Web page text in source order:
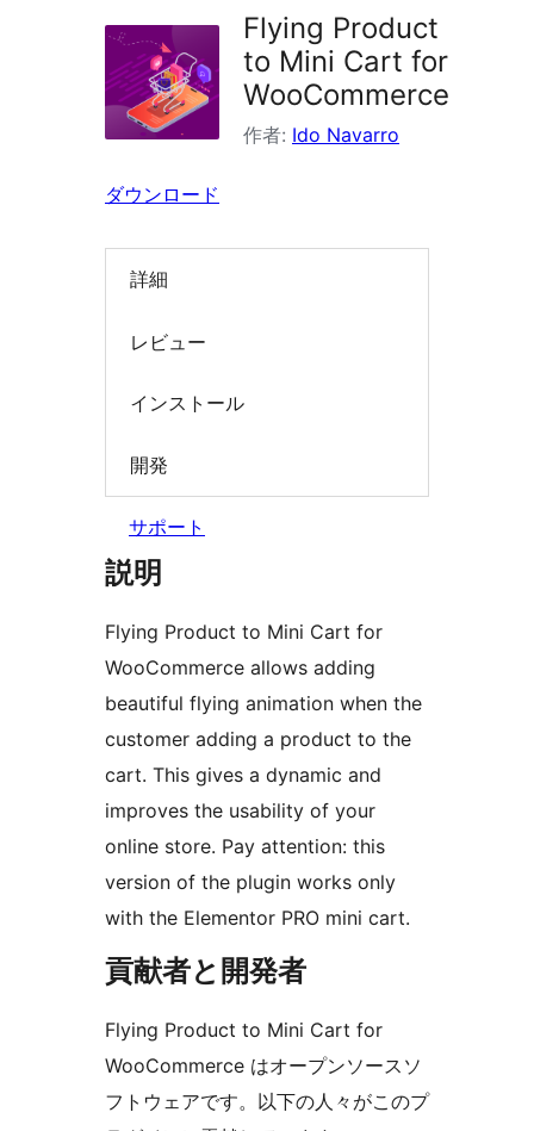
Flying Product
to Mini Cart for
WooCommerce
作者: Ido Navarro
ダウンロード
詳細
レビュー
インストール
開発
サポート
説明
Flying Product to Mini Cart for
WooCommerce allows adding
beautiful flying animation when the
customer adding a product to the
cart. This gives a dynamic and
improves the usability of your
online store. Pay attention: this
version of the plugin works only
with the Elementor PRO mini cart.
貢献者と開発者
Flying Product to Mini Cart for
WooCommerce はオープンソースソ
フトウェアです。以下の人々がこのプ